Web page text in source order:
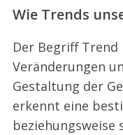
Wie Trends
Der Begriff
Veränderungen
Gestaltung der
erkennt eine
beziehungsweise